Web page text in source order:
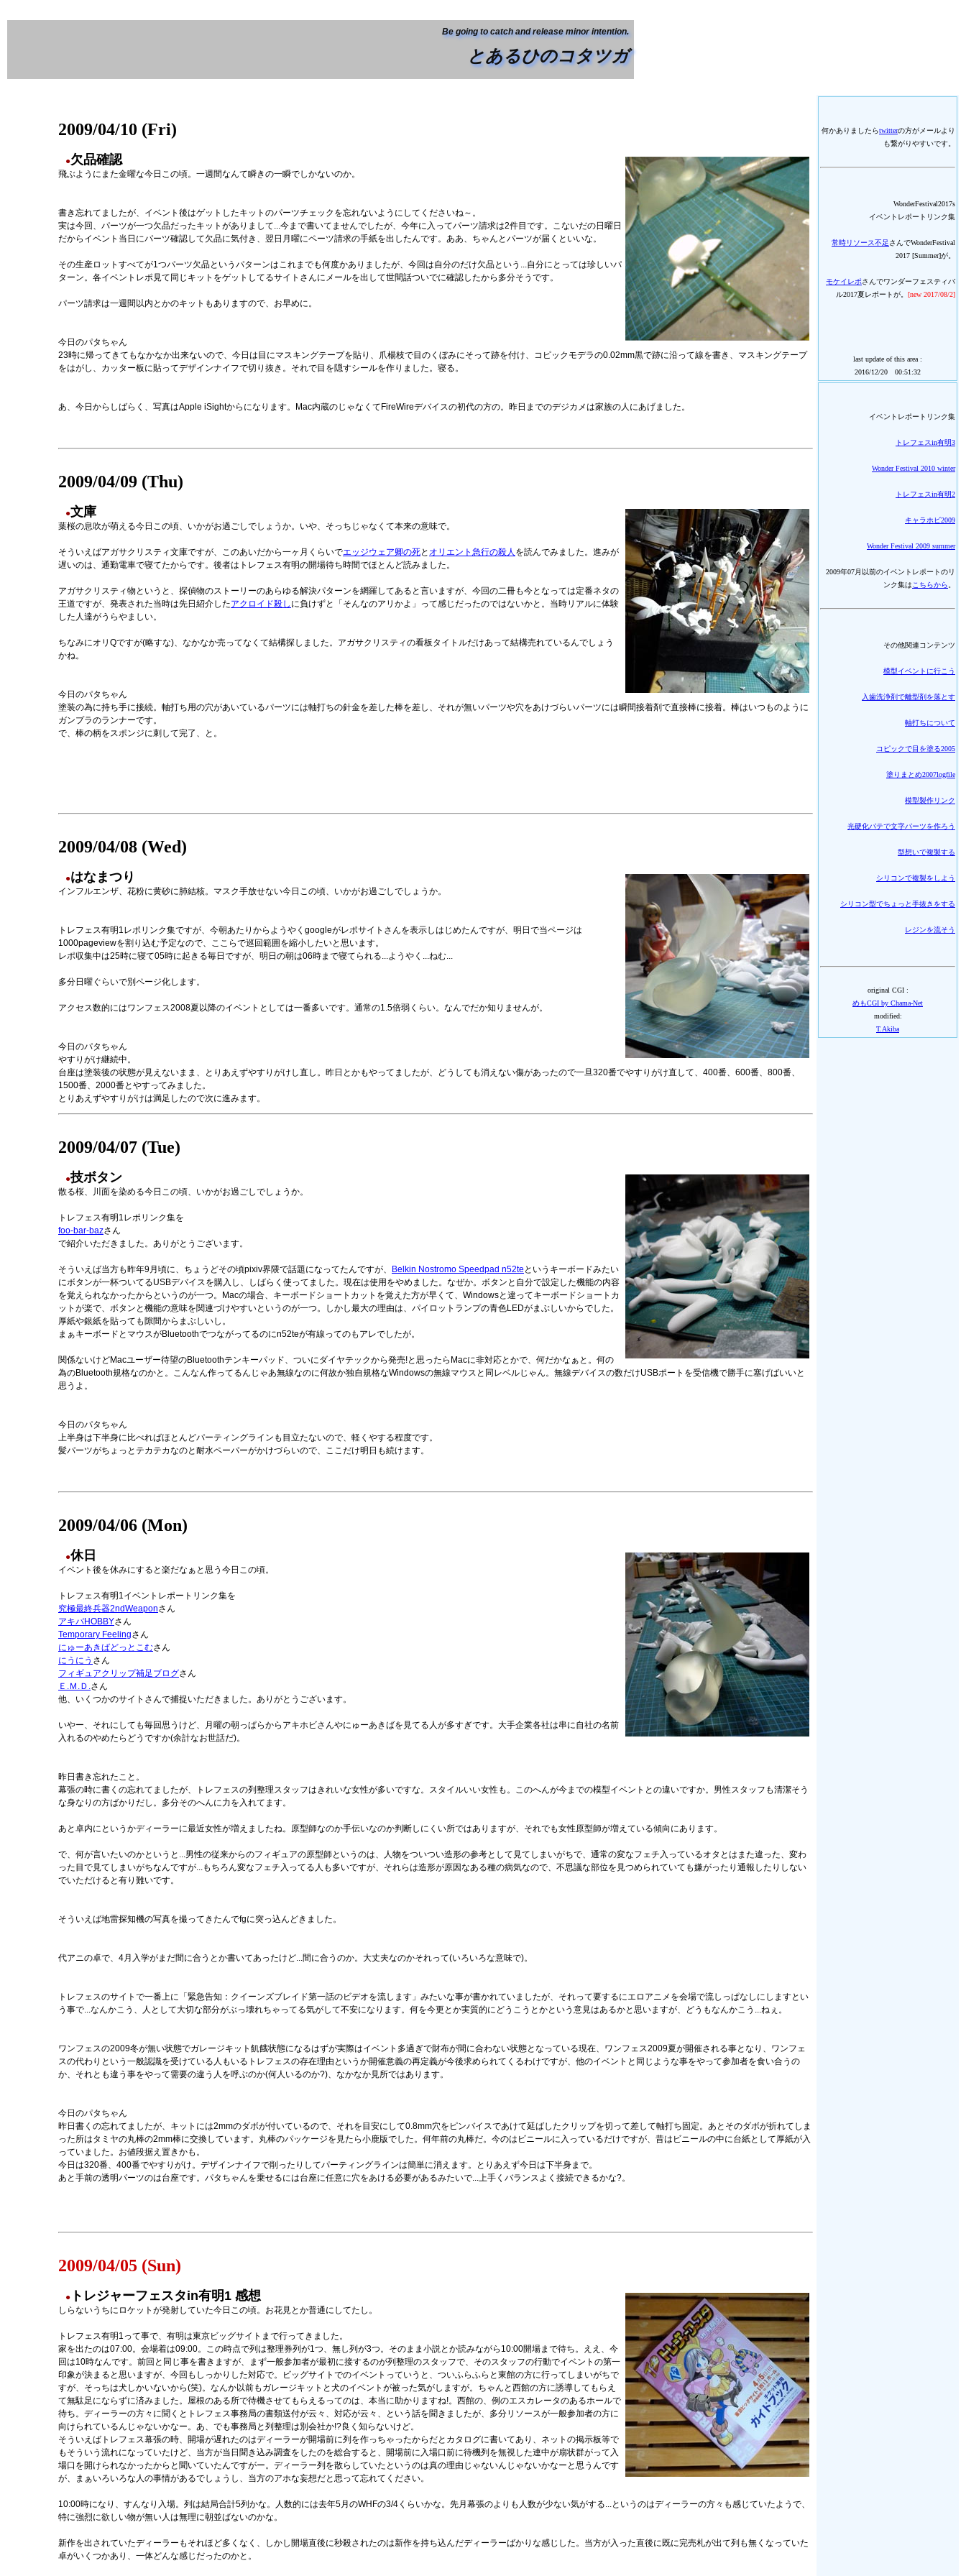
Be going to catch and release minor intention.
とあるひのコタツガ
2009/04/10 (Fri)
●欠品確認
飛ぶようにまた金曜な今日この頃。一週間なんて瞬きの一瞬でしかないのか。
書き忘れてましたが、イベント後はゲットしたキットのパーツチェックを忘れないようにしてくださいね～。
実は今回、パーツが一つ欠品だったキットがありまして...今まで書いてませんでしたが、今年に入ってパーツ請求は2件目です。こないだの日曜日
だからイベント当日にパーツ確認して欠品に気付き、翌日月曜にペーツ請求の手紙を出したんです。ああ、ちゃんとパーツが届くといいな。
その生産ロットすべてが1つパーツ欠品というパターンはこれまでも何度かありましたが、今回は自分のだけ欠品という...自分にとっては珍しいパ
ターン。各イベントレポ見て同じキットをゲットしてるサイトさんにメールを出して世間話ついでに確認したから多分そうです。
パーツ請求は一週間以内とかのキットもありますので、お早めに。
今日のパタちゃん
23時に帰ってきてもなかなか出来ないので、今日は目にマスキングテープを貼り、爪楊枝で目のくぼみにそって跡を付け、コピックモデラの0.02mm黒で跡に沿って線を書き、マスキングテープ
をはがし、カッター板に貼ってデザインナイフで切り抜き。それで目を隠すシールを作りました。寝る。
あ、今日からしばらく、写真はApple iSightからになります。Mac内蔵のじゃなくてFireWireデバイスの初代の方の。昨日までのデジカメは家族の人にあげました。
2009/04/09 (Thu)
●文庫
葉桜の息吹が萌える今日この頃、いかがお過ごしでしょうか。いや、そっちじゃなくて本来の意味で。
そういえばアガサクリスティ文庫ですが、このあいだから一ヶ月くらいでエッジウェア卿の死と オリエント急行の殺人 を読んでみました。進みが
遅いのは、通勤電車で寝てたからです。後者はトレフェス有明の開場待ち時間でほとんど読みました。
アガサクリスティ物というと、探偵物のストーリーのあらゆる解決パターンを網羅してあると言いますが、今回の二冊も今となっては定番ネタの
王道ですが、発表された当時は先日紹介したアクロイド殺し に負けずと「そんなのアリかよ」って感じだったのではないかと。当時リアルに体験
した人達がうらやましい。
ちなみにオリQですが(略すな)、なかなか売ってなくて結構探しました。アガサクリスティの看板タイトルだけあって結構売れているんでしょう
かね。
今日のパタちゃん
塗装の為に持ち手に接続。軸打ち用の穴があいているパーツには軸打ちの針金を差した棒を差し、それが無いパーツや穴をあけづらいパーツには瞬間接着剤で直接棒に接着。棒はいつものように
ガンプラのランナーです。
で、棒の柄をスポンジに刺して完了、と。
2009/04/08 (Wed)
●はなまつり
インフルエンザ、花粉に黄砂に肺結核。マスク手放せない今日この頃、いかがお過ごしでしょうか。
トレフェス有明1レポリンク集ですが、今朝あたりからようやくgoogleがレポサイトさんを表示しはじめたんですが、明日で当ページは
1000pageviewを割り込む予定なので、ここらで巡回範囲を縮小したいと思います。
レポ収集中は25時に寝て05時に起きる毎日ですが、明日の朝は06時まで寝てられる...ようやく...ねむ...
多分日曜ぐらいで別ページ化します。
アクセス数的にはワンフェス2008夏以降のイベントとしては一番多いです。通常の1.5倍弱くらい。なんでだか知りませんが。
今日のパタちゃん
やすりがけ継続中。
台座は塗装後の状態が見えないまま、とりあえずやすりがけし直し。昨日とかもやってましたが、どうしても消えない傷があったので一旦320番でやすりがけ直して、400番、600番、800番、
1500番、2000番とやすってみました。
とりあえずやすりがけは満足したので次に進みます。
2009/04/07 (Tue)
●技ボタン
散る桜、川面を染める今日この頃、いかがお過ごしでしょうか。
トレフェス有明1レポリンク集を
foo-bar-bazさん
で紹介いただきました。ありがとうございます。
そういえば当方も昨年9月頃に、ちょうどその頃pixiv界隈で話題になってたんですが、 Belkin Nostromo Speedpad n52te というキーボードみたい
にボタンが一杯ついてるUSBデバイスを購入し、しばらく使ってました。現在は使用をやめました。なぜか。ボタンと自分で設定した機能の内容
を覚えられなかったからというのが一つ。Macの場合、キーボードショートカットを覚えた方が早くて、Windowsと違ってキーボードショートカ
ットが楽で、ボタンと機能の意味を関連づけやすいというのが一つ。しかし最大の理由は、パイロットランプの青色LEDがまぶしいからでした。
厚紙や銀紙を貼っても隙間からまぶしいし。
まぁキーボードとマウスがBluetoothでつながってるのにn52teが有線ってのもアレでしたが。
関係ないけどMacユーザー待望のBluetoothテンキーパッド、ついにダイヤテックから発売!と思ったらMacに非対応とかで、何だかなぁと。何の
為のBluetooth規格なのかと。こんなん作ってるんじゃあ無線なのに何故か独自規格なWindowsの無線マウスと同レベルじゃん。無線デバイスの数だけUSBポートを受信機で勝手に塞げばいいと
思うよ。
今日のパタちゃん
上半身は下半身に比べればほとんどパーティングラインも目立たないので、軽くやする程度です。
髪パーツがちょっとテカテカなのと耐水ペーパーがかけづらいので、ここだけ明日も続けます。
2009/04/06 (Mon)
●休日
イベント後を休みにすると楽だなぁと思う今日この頃。
トレフェス有明1イベントレポートリンク集を
究極最終兵器2ndWeaponさん
アキバHOBBYさん
Temporary Feelingさん
にゅーあきばどっとこむさん
にうにう さん
フィギュアクリップ補足ブログさん
Ｅ.Ｍ.Ｄ.さん
他、いくつかのサイトさんで捕捉いただきました。ありがとうございます。
いやー、それにしても毎回思うけど、月曜の朝っぱらからアキホビさんやにゅーあきばを見てる人が多すぎです。大手企業各社は串に自社の名前
入れるのやめたらどうですか(余計なお世話だ)。
昨日書き忘れたこと。
幕張の時に書くの忘れてましたが、トレフェスの列整理スタッフはきれいな女性が多いですな。スタイルいい女性も。このへんが今までの模型イベントとの違いですか。男性スタッフも清潔そう
な身なりの方ばかりだし。多分そのへんに力を入れてます。
あと卓内にというかディーラーに最近女性が増えましたね。原型師なのか手伝いなのか判断しにくい所ではありますが、それでも女性原型師が増えている傾向にあります。
で、何が言いたいのかというと...男性の従来からのフィギュアの原型師というのは、人物をついつい造形の参考として見てしまいがちで、通常の変なフェチ入っているオタとはまた違った、変わ
った目で見てしまいがちなんですが...もちろん変なフェチ入ってる人も多いですが、それらは造形が原因なある種の病気なので、不思議な部位を見つめられていても嫌がったり通報したりしない
でいただけると有り難いです。
そういえば地雷探知機の写真を撮ってきたんでfgに突っ込んどきました。
代アニの卓で、4月入学がまだ間に合うとか書いてあったけど...間に合うのか。大丈夫なのかそれって(いろいろな意味で)。
トレフェスのサイトで一番上に「緊急告知：クイーンズブレイド第一話のビデオを流します」みたいな事が書かれていましたが、それって要するにエロアニメを会場で流しっぱなしにしますとい
う事で...なんかこう、人として大切な部分がぶっ壊れちゃってる気がして不安になります。何を今更とか実質的にどうこうとかという意見はあるかと思いますが、どうもなんかこう...ねぇ。
ワンフェスの2009冬が無い状態でガレージキット飢餓状態になるはずが実際はイベント多過ぎで財布が間に合わない状態となっている現在、ワンフェス2009夏が開催される事となり、ワンフェ
スの代わりという一般認識を受けている人もいるトレフェスの存在理由というか開催意義の再定義が今後求められてくるわけですが、他のイベントと同じような事をやって参加者を食い合うの
か、それとも違う事をやって需要の違う人を呼ぶのか(何人いるのか?)、なかなか見所ではあります。
今日のパタちゃん
昨日書くの忘れてましたが、キットには2mmのダボが付いているので、それを目安にして0.8mm穴をピンバイスであけて延ばしたクリップを切って差して軸打ち固定。あとそのダボが折れてしま
った所はタミヤの丸棒の2mm棒に交換しています。丸棒のパッケージを見たら小鹿版でした。何年前の丸棒だ。今のはビニールに入っているだけですが、昔はビニールの中に台紙として厚紙が入
っていました。お値段据え置きかも。
今日は320番、400番でやすりがけ。デザインナイフで削ったりしてパーティングラインは簡単に消えます。とりあえず今日は下半身まで。
あと手前の透明パーツのは台座です。パタちゃんを乗せるには台座に任意に穴をあける必要があるみたいで...上手くバランスよく接続できるかな?。
2009/04/05 (Sun)
● トレジャーフェスタin有明1 感想
しらないうちにロケットが発射していた今日この頃。お花見とか普通にしてたし。
トレフェス有明1って事で、有明は東京ビッグサイトまで行ってきました。
家を出たのは07:00。会場着は09:00。この時点で列は整理券列が1つ、無し列が3つ。そのまま小説とか読みながら10:00開場まで待ち。ええ、今
回は10時なんです。前回と同じ事を書きますが、まず一般参加者が最初に接するのが列整理のスタッフで、そのスタッフの行動でイベントの第一
印象が決まると思いますが、今回もしっかりした対応で。ビッグサイトでのイベントっていうと、ついふらふらと東館の方に行ってしまいがちで
すが、そっちは犬しかいないから(笑)。なんか以前もガレージキットと犬のイベントが被った気がしますが。ちゃんと西館の方に誘導してもらえ
て無駄足にならずに済みました。屋根のある所で待機させてもらえるってのは、本当に助かりますね!。西館の、例のエスカレータのあるホールで
待ち。ディーラーの方々に聞くとトレフェス事務局の書類送付が云々、対応が云々、という話を聞きましたが、多分リソースが一般参加者の方に
向けられているんじゃないかなー。あ、でも事務局と列整理は別会社か!?良く知らないけど。
そういえばトレフェス幕張の時、開場が遅れたのはディーラーが開場前に列を作っちゃったからだとカタログに書いてあり、ネットの掲示板等で
もそういう流れになっていたけど、当方が当日聞き込み調査をしたのを総合すると、開場前に入場口前に待機列を無視した連中が扇状群がって入
場口を開けられなかったからと聞いていたんですがー。ディーラー列を散らしていたというのは真の理由じゃないんじゃないかなーと思うんです
が、まぁいろいろな人の事情があるでしょうし、当方のアホな妄想だと思って忘れてください。
10:00時になり、すんなり入場。列は結局合計5列かな。人数的には去年5月のWHFの3/4くらいかな。先月幕張のよりも人数が少ない気がする...というのはディーラーの方々も感じていたようで、
特に強烈に欲しい物が無い人は無理に朝並ばないのかな。
新作を出されていたディーラーもそれほど多くなく、しかし開場直後に秒殺されたのは新作を持ち込んだディーラーばかりな感じした。当方が入った直後に既に完売札が出て列も無くなっていた
卓がいくつかあり、一体どんな感じだったのかと。
何かありましたらtwitterの方がメールより
も繋がりやすいです。
WonderFestival2017s
イベントレポートリンク集
常時リソース不足さんでWonderFestival
2017 [Summer]が。
モケイレポさんでワンダーフェスティバ
ル2017夏レポートが。 [new 2017/08/2]
last update of this area :
2016/12/20 00:51:32
イベントレポートリンク集
トレフェスin有明3
Wonder Festival 2010 winter
トレフェスin有明2
キャラホビ2009
Wonder Festival 2009 summer
2009年07月以前のイベントレポートのリ
ンク集は こちらから
その他関連コンテンツ
模型イベントに行こう
入歯洗浄剤で離型剤を落とす
軸打ちについて
コピックで目を塗る2005
塗りまとめ2007logfile
模型製作リンク
光硬化パテで文字パーツを作ろう
型想いで複製する
シリコンで複製をしよう
シリコン型でちょっと手抜きをする
レジンを流そう
original CGI :
めもCGI by Chama-Net
modified:
T.Akiba